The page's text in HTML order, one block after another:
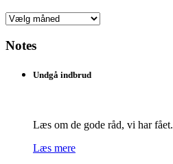
Nyheder
dato
Notes
Undgå indbrud
Læs om de gode råd, vi har fået.
Læs mere